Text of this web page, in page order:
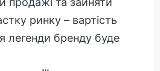
ринку – вартість
легенди бренду буде